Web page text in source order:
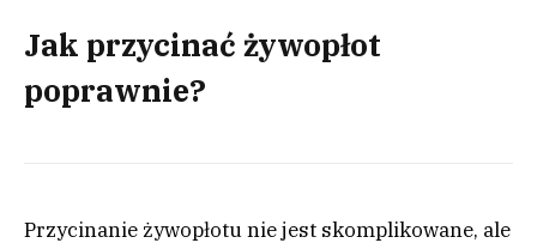
Jak przycinać żywopłot
poprawnie?
Przycinanie żywopłotu nie jest skomplikowane, ale